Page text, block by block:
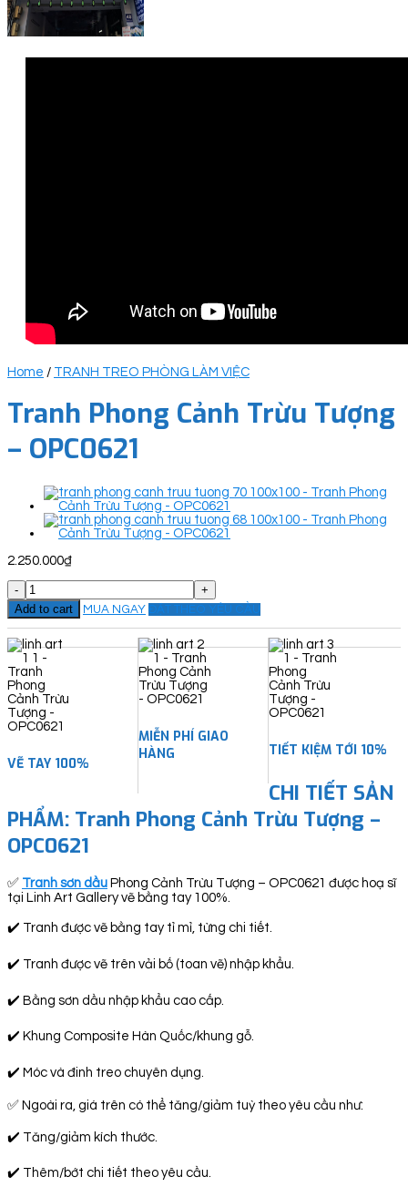
Home / TRANH TREO PHÒNG LÀM VIỆC
Tranh Phong Cảnh Trừu Tượng
– OPC0621
2.250.000₫
Tranh
Phong
Cảnh
Trừu
Tượng
-
OPC0621
quantity
Add to cart MUA NGAY ĐẶT THEO YÊU CẦU
VẼ TAY 100%
MIỄN PHÍ GIAO
HÀNG
TIẾT KIỆM TỚI 10%
CHI TIẾT SẢN
PHẨM: Tranh Phong Cảnh Trừu Tượng –
OPC0621
✅ Tranh sơn dầu Phong Cảnh Trừu Tượng – OPC0621 được hoạ sĩ
tại Linh Art Gallery vẽ bằng tay 100%.
✔️ Tranh được vẽ bằng tay tỉ mỉ, từng chi tiết.
✔️ Tranh được vẽ trên vải bố (toan vẽ) nhập khẩu.
✔️ Bằng sơn dầu nhập khẩu cao cấp.
✔️ Khung Composite Hàn Quốc/khung gỗ.
✔️ Móc và đinh treo chuyên dụng.
✅ Ngoài ra, giá trên có thể tăng/giảm tuỳ theo yêu cầu như:
✔️ Tăng/giảm kích thước.
✔️ Thêm/bớt chi tiết theo yêu cầu.